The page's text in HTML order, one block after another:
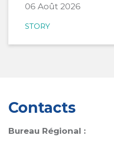
06 Août 2026
STORY
Contacts
Bureau Régional :